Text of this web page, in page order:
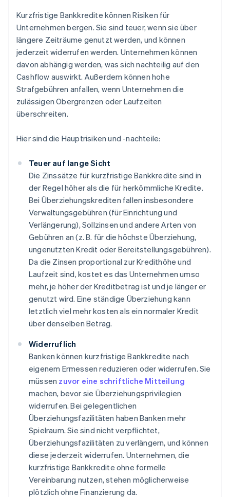
Kurzfristige Bankkredite können Risiken für
Unternehmen bergen. Sie sind teuer, wenn sie über
längere Zeiträume genutzt werden, und können
jederzeit widerrufen werden. Unternehmen können
davon abhängig werden, was sich nachteilig auf den
Cashflow auswirkt. Außerdem können hohe
Strafgebühren anfallen, wenn Unternehmen die
zulässigen Obergrenzen oder Laufzeiten
überschreiten.
Hier sind die Hauptrisiken und -nachteile:
Teuer auf lange Sicht
Die Zinssätze für kurzfristige Bankkredite sind in
der Regel höher als die für herkömmliche Kredite.
Bei Überziehungskrediten fallen insbesondere
Verwaltungsgebühren (für Einrichtung und
Verlängerung), Sollzinsen und andere Arten von
Gebühren an (z. B. für die höchste Überziehung,
ungenutzten Kredit oder Bereitstellungsgebühren).
Da die Zinsen proportional zur Kredithöhe und
Laufzeit sind, kostet es das Unternehmen umso
mehr, je höher der Kreditbetrag ist und je länger er
genutzt wird. Eine ständige Überziehung kann
letztlich viel mehr kosten als ein normaler Kredit
über denselben Betrag.
Widerruflich
Banken können kurzfristige Bankkredite nach
eigenem Ermessen reduzieren oder widerrufen. Sie
müssen zuvor eine schriftliche Mitteilung
machen, bevor sie Überziehungsprivilegien
widerrufen. Bei gelegentlichen
Überziehungsfazilitäten haben Banken mehr
Spielraum. Sie sind nicht verpflichtet,
Überziehungsfazilitäten zu verlängern, und können
diese jederzeit widerrufen. Unternehmen, die
kurzfristige Bankkredite ohne formelle
Vereinbarung nutzen, stehen möglicherweise
plötzlich ohne Finanzierung da.